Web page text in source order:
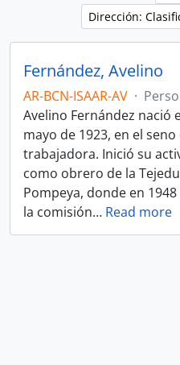
Dirección:
Fernández, Avelino
AR-BCN-ISAAR-AV ·
Avelino Fernández nació
mayo de 1923, en el
trabajadora. Inició su
como obrero de la
Pompeya, donde en
la comisión… Read more